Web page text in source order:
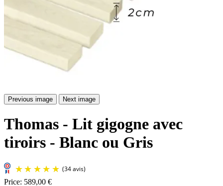
Previous image Next image
Thomas - Lit gigogne avec
tiroirs - Blanc ou Gris
Price: 589,00 €